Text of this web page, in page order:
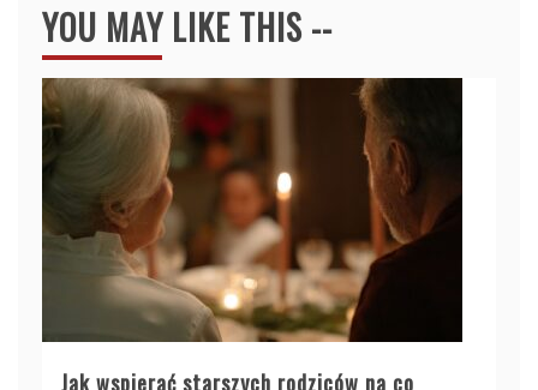
YOU MAY LIKE THIS --
Jak wspierać starszych rodziców na co